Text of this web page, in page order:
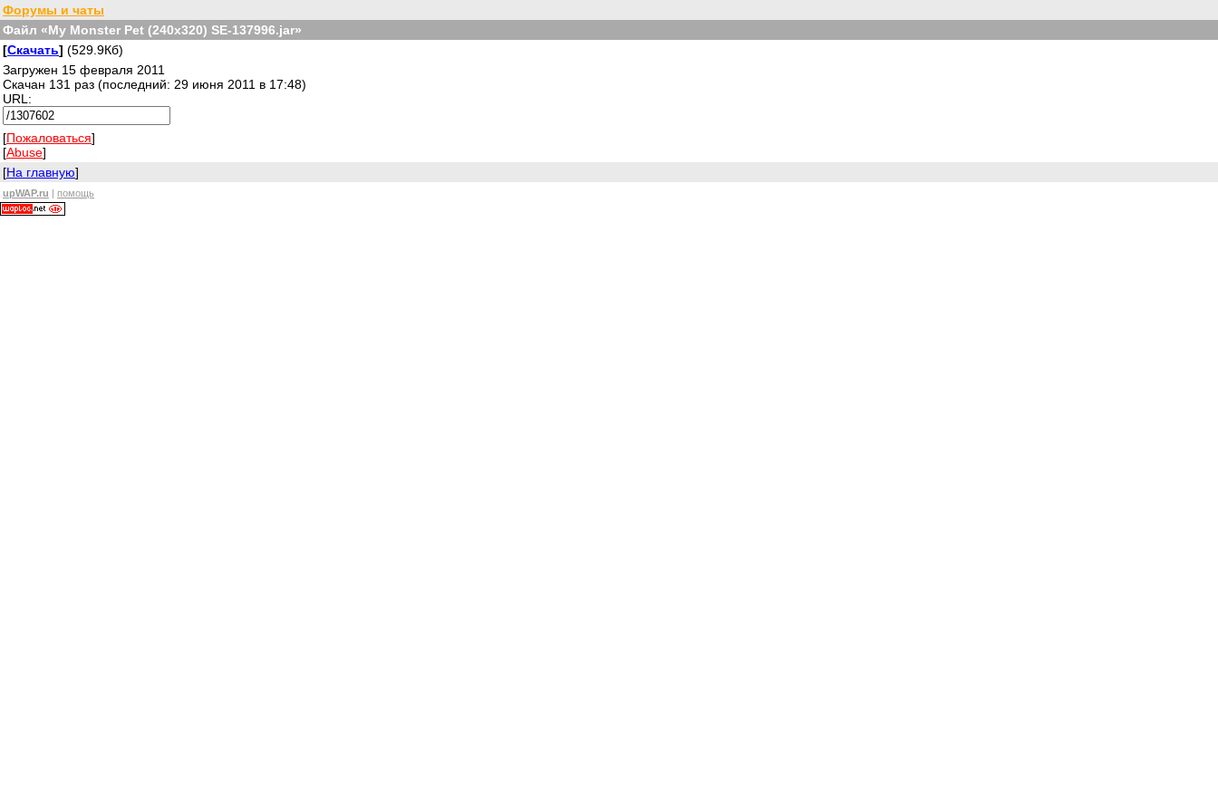
Форумы и чаты
Файл «My Monster Pet (240x320) SE-137996.jar»
[Скачать] (529.9Кб)
Загружен 15 февраля 2011
Скачан 131 раз (последний: 29 июня 2011 в 17:48)
URL:
[Пожаловаться]
[Abuse]
[На главную]
upWAP.ru | помощь